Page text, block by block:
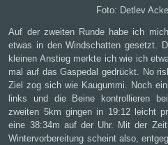
Foto: Detlev
Auf der zweiten Runde habe ich
etwas in den Windschatten gesetzt.
kleinen Anstieg merkte ich wie ich
mal auf das Gaspedal gedrückt. No
Ziel zog sich wie Kaugummi. Noch
links und die Beine kontrollieren
zweiten 5km gingen in 19:12 leicht
eine 38:34m auf der Uhr. Mit der
Wintervorbereitung scheint also,